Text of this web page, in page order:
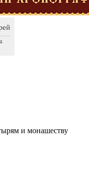
и монашеству